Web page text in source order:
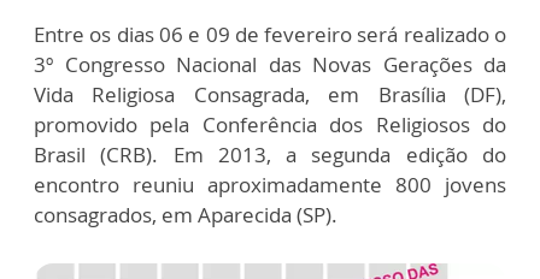
Entre os dias 06 e 09 de fevereiro será realizado o
3º Congresso Nacional das Novas Gerações da
Vida Religiosa Consagrada, em Brasília (DF),
promovido pela Conferência dos Religiosos do
Brasil (CRB). Em 2013, a segunda edição do
encontro reuniu aproximadamente 800 jovens
consagrados, em Aparecida (SP).